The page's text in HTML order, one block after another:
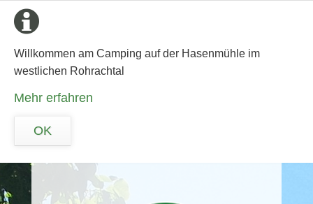
Willkommen am Camping auf der Hasenmühle im
westlichen Rohrachtal
Mehr erfahren
OK